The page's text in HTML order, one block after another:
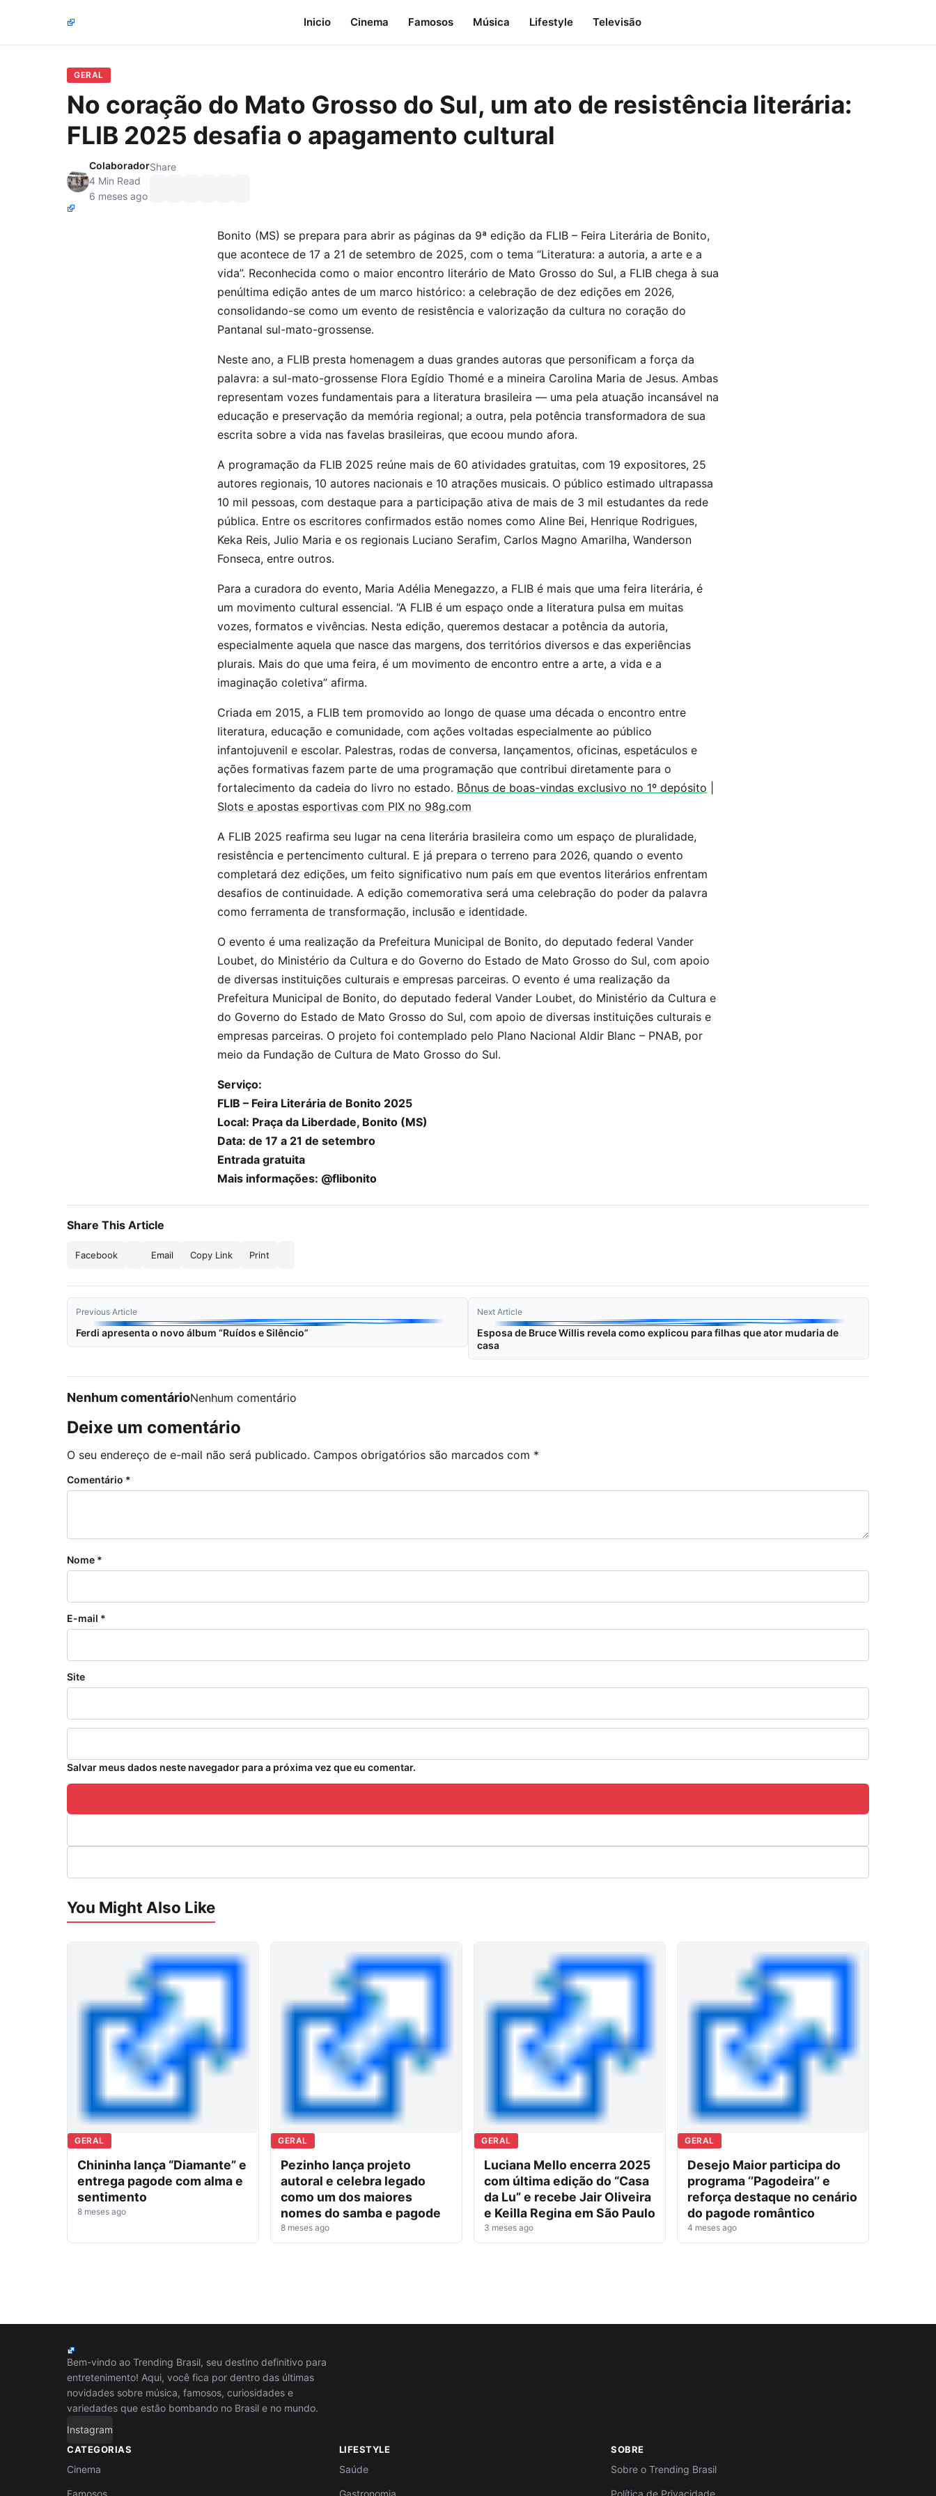
Inicio Cinema Famosos Música Lifestyle Televisão
GERAL
No coração do Mato Grosso do Sul, um ato de resistência literária:
FLIB 2025 desafia o apagamento cultural
Colaborador
4 Min Read
6 meses ago
Share
Bonito (MS) se prepara para abrir as páginas da 9ª edição da FLIB – Feira Literária de Bonito,
que acontece de 17 a 21 de setembro de 2025, com o tema “Literatura: a autoria, a arte e a
vida”. Reconhecida como o maior encontro literário de Mato Grosso do Sul, a FLIB chega à sua
penúltima edição antes de um marco histórico: a celebração de dez edições em 2026,
consolidando-se como um evento de resistência e valorização da cultura no coração do
Pantanal sul-mato-grossense.
Neste ano, a FLIB presta homenagem a duas grandes autoras que personificam a força da
palavra: a sul-mato-grossense Flora Egídio Thomé e a mineira Carolina Maria de Jesus. Ambas
representam vozes fundamentais para a literatura brasileira — uma pela atuação incansável na
educação e preservação da memória regional; a outra, pela potência transformadora de sua
escrita sobre a vida nas favelas brasileiras, que ecoou mundo afora.
A programação da FLIB 2025 reúne mais de 60 atividades gratuitas, com 19 expositores, 25
autores regionais, 10 autores nacionais e 10 atrações musicais. O público estimado ultrapassa
10 mil pessoas, com destaque para a participação ativa de mais de 3 mil estudantes da rede
pública. Entre os escritores confirmados estão nomes como Aline Bei, Henrique Rodrigues,
Keka Reis, Julio Maria e os regionais Luciano Serafim, Carlos Magno Amarilha, Wanderson
Fonseca, entre outros.
Para a curadora do evento, Maria Adélia Menegazzo, a FLIB é mais que uma feira literária, é
um movimento cultural essencial. “A FLIB é um espaço onde a literatura pulsa em muitas
vozes, formatos e vivências. Nesta edição, queremos destacar a potência da autoria,
especialmente aquela que nasce das margens, dos territórios diversos e das experiências
plurais. Mais do que uma feira, é um movimento de encontro entre a arte, a vida e a
imaginação coletiva” afirma.
Criada em 2015, a FLIB tem promovido ao longo de quase uma década o encontro entre
literatura, educação e comunidade, com ações voltadas especialmente ao público
infantojuvenil e escolar. Palestras, rodas de conversa, lançamentos, oficinas, espetáculos e
ações formativas fazem parte de uma programação que contribui diretamente para o
fortalecimento da cadeia do livro no estado. Bônus de boas-vindas exclusivo no 1º depósito
Slots e apostas esportivas com PIX no 98g.com
A FLIB 2025 reafirma seu lugar na cena literária brasileira como um espaço de pluralidade,
resistência e pertencimento cultural. E já prepara o terreno para 2026, quando o evento
completará dez edições, um feito significativo num país em que eventos literários enfrentam
desafios de continuidade. A edição comemorativa será uma celebração do poder da palavra
como ferramenta de transformação, inclusão e identidade.
O evento é uma realização da Prefeitura Municipal de Bonito, do deputado federal Vander
Loubet, do Ministério da Cultura e do Governo do Estado de Mato Grosso do Sul, com apoio
de diversas instituições culturais e empresas parceiras. O evento é uma realização da
Prefeitura Municipal de Bonito, do deputado federal Vander Loubet, do Ministério da Cultura e
do Governo do Estado de Mato Grosso do Sul, com apoio de diversas instituições culturais e
empresas parceiras. O projeto foi contemplado pelo Plano Nacional Aldir Blanc – PNAB, por
meio da Fundação de Cultura de Mato Grosso do Sul.
Serviço:
FLIB – Feira Literária de Bonito 2025
Local: Praça da Liberdade, Bonito (MS)
Data: de 17 a 21 de setembro
Entrada gratuita
Mais informações: @flibonito
Share This Article
Facebook Email Copy Link Print
Previous Article
Ferdi apresenta o novo álbum “Ruídos e Silêncio”
Next Article
Esposa de Bruce Willis revela como explicou para filhas que ator mudaria de
casa
Nenhum comentárioNenhum comentário
Deixe um comentário
O seu endereço de e-mail não será publicado. Campos obrigatórios são marcados com *
Comentário *
Nome *
E-mail *
Site
Salvar meus dados neste navegador para a próxima vez que eu comentar.
You Might Also Like
GERAL
Chininha lança “Diamante” e
entrega pagode com alma e
sentimento
8 meses ago
GERAL
Pezinho lança projeto
autoral e celebra legado
como um dos maiores
nomes do samba e pagode
8 meses ago
GERAL
Luciana Mello encerra 2025
com última edição do “Casa
da Lu” e recebe Jair Oliveira
e Keilla Regina em São Paulo
3 meses ago
GERAL
Desejo Maior participa do
programa ‘’Pagodeira’’ e
reforça destaque no cenário
do pagode romântico
4 meses ago
Bem-vindo ao Trending Brasil, seu destino definitivo para
entretenimento! Aqui, você fica por dentro das últimas
novidades sobre música, famosos, curiosidades e
variedades que estão bombando no Brasil e no mundo.
Instagram
CATEGORIAS
Cinema
LIFESTYLE
Saúde
SOBRE
Sobre o Trending Brasil